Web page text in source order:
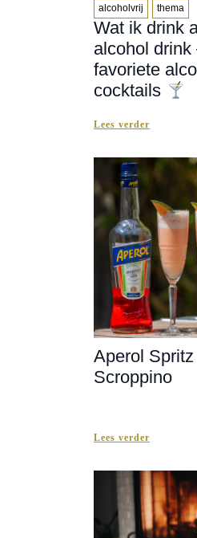
alcoholvrij thema
Wat ik drink
alcohol drink
favoriete
cocktails
Lees verder
Aperol
Scroppino
Lees verder